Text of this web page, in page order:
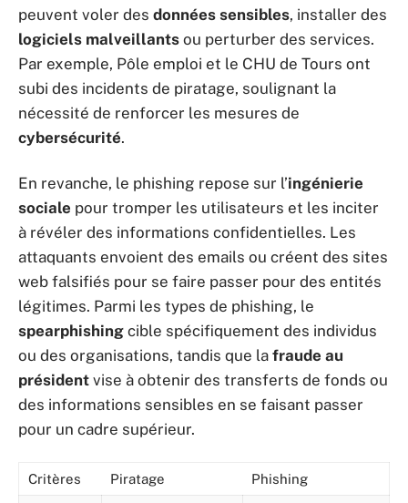
peuvent voler des données sensibles, installer des
logiciels malveillants ou perturber des services.
Par exemple, Pôle emploi et le CHU de Tours ont
subi des incidents de piratage, soulignant la
nécessité de renforcer les mesures de
cybersécurité.
En revanche, le phishing repose sur l’ingénierie
sociale pour tromper les utilisateurs et les inciter
à révéler des informations confidentielles. Les
attaquants envoient des emails ou créent des sites
web falsifiés pour se faire passer pour des entités
légitimes. Parmi les types de phishing, le
spearphishing cible spécifiquement des individus
ou des organisations, tandis que la fraude au
président vise à obtenir des transferts de fonds ou
des informations sensibles en se faisant passer
pour un cadre supérieur.
Critères Piratage Phishing